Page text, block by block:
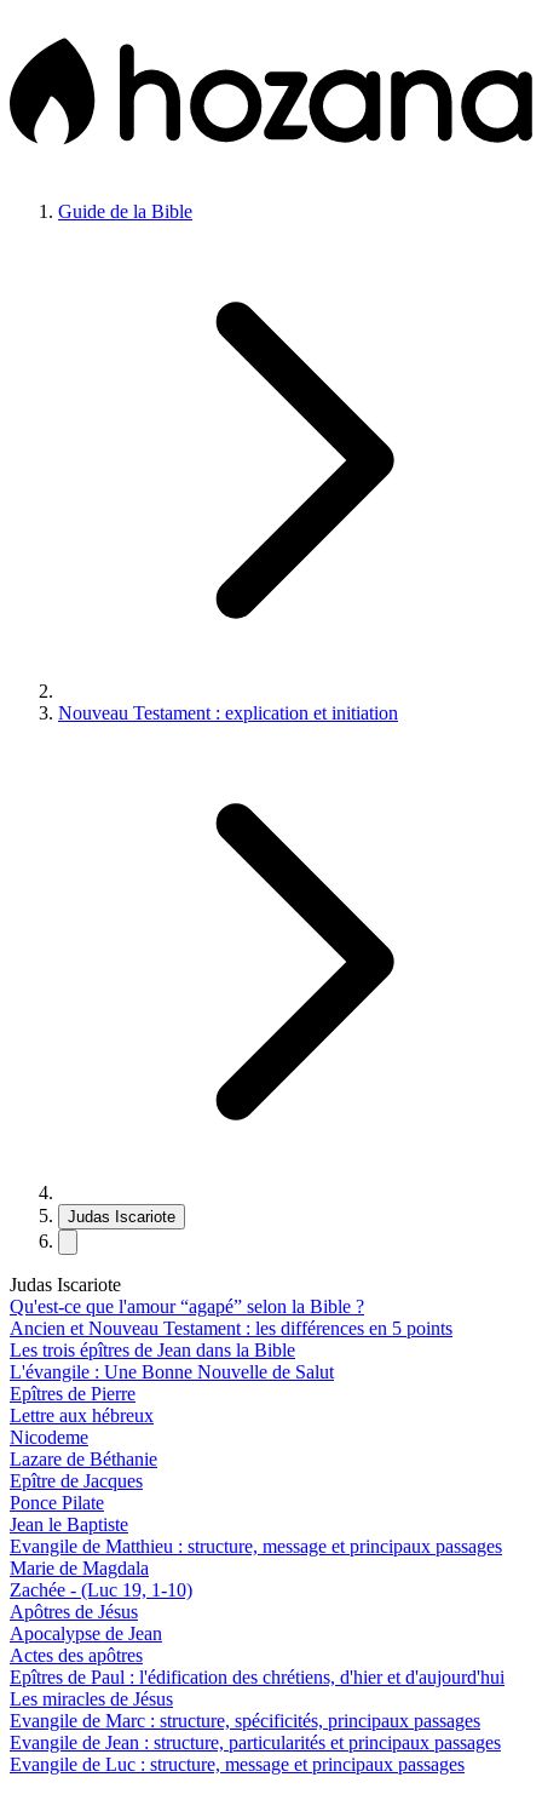
Guide de la Bible
Nouveau Testament : explication et initiation
Judas Iscariote
Judas Iscariote
Qu'est-ce que l'amour “agapé” selon la Bible ?
Ancien et Nouveau Testament : les différences en 5 points
Les trois épîtres de Jean dans la Bible
L'évangile : Une Bonne Nouvelle de Salut
Epîtres de Pierre
Lettre aux hébreux
Nicodeme
Lazare de Béthanie
Epître de Jacques
Ponce Pilate
Jean le Baptiste
Evangile de Matthieu : structure, message et principaux passages
Marie de Magdala
Zachée - (Luc 19, 1-10)
Apôtres de Jésus
Apocalypse de Jean
Actes des apôtres
Epîtres de Paul : l'édification des chrétiens, d'hier et d'aujourd'hui
Les miracles de Jésus
Evangile de Marc : structure, spécificités, principaux passages
Evangile de Jean : structure, particularités et principaux passages
Evangile de Luc : structure, message et principaux passages